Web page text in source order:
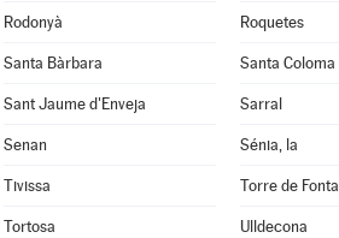
Rodonyà Roquetes
Santa Bàrbara Santa
Sant Jaume d'Enveja Sarral
Senan Sénia, la
Tivissa Torre de
Tortosa Ulldecona